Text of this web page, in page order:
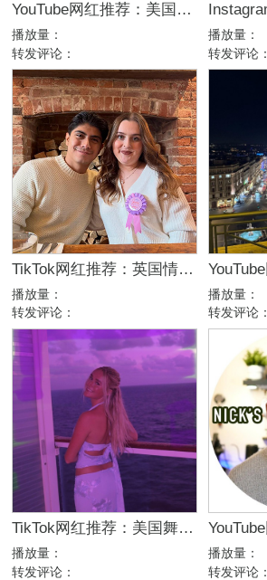
YouTube网红推荐：美国生活方式Vlog博主，200万粉家庭达人合作
播放量：
转发评论：
播放量：
转发评论：
TikTok网红推荐：英国情侣生活旅行博主，互动挑战达人合作
播放量：
转发评论：
播放量：
转发评论：
TikTok网红推荐：美国舞蹈美女娱乐达人资源
播放量：
转发评论：
播放量：
转发评论：